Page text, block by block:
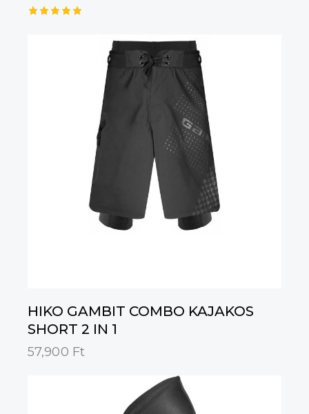
HIKO GAMBIT COMBO KAJAKOS
SHORT 2 IN 1
57,900 Ft